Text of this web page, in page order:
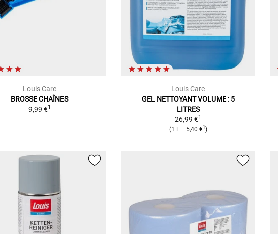
Louis Care
BROSSE CHAÎNES
9,99 €1
Louis Care
GEL NETTOYANT VOLUME : 5
LITRES
26,99 €1
(1 L = 5,40 €1 )